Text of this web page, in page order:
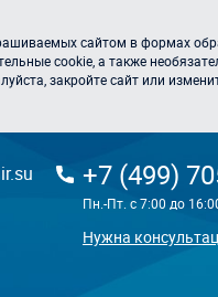
сайтом в формах
cookie, а также
закройте сайт или
+7 (499)
Пн.-Пт. с 7:00 до
Нужна